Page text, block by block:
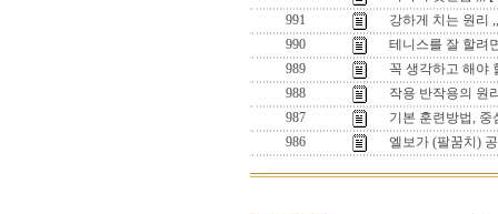
991
강하게 치는 원리
990
테니스를 잘 할려
989
꼭 생각하고 해야
988
작용 반작용의 원
987
기본 훈련방법, 중
986
엘보가 (팔꿈치)